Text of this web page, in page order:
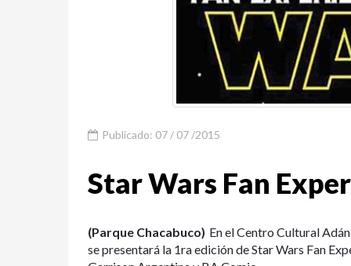
Publicado: 07 / 07 /2015
Star Wars Fan
(Parque Chacabuco) En el Centro Cultural
se presentará la 1ra edición de Star Wars Fan